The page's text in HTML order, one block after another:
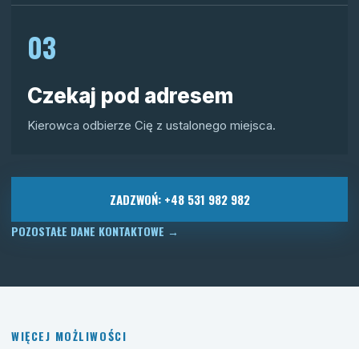
03
Czekaj pod adresem
Kierowca odbierze Cię z ustalonego miejsca.
ZADZWOŃ: +48 531 982 982
POZOSTAŁE DANE KONTAKTOWE →
WIĘCEJ MOŻLIWOŚCI